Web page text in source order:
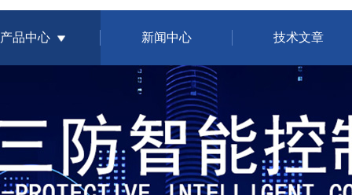
产品中心 新闻中心 技术文章